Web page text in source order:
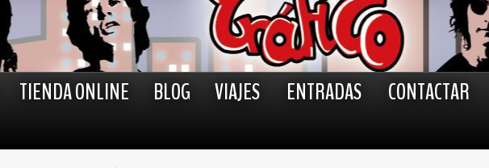
TIENDA ONLINE BLOG VIAJES ENTRADAS CONTACTAR